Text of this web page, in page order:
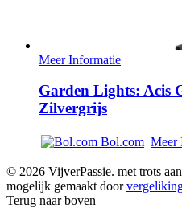
Meer Informatie
Garden Lights: Acis
Zilvergrijs
Bol.com Meer
© 2026 VijverPassie. met trots
mogelijk gemaakt door
Terug naar boven